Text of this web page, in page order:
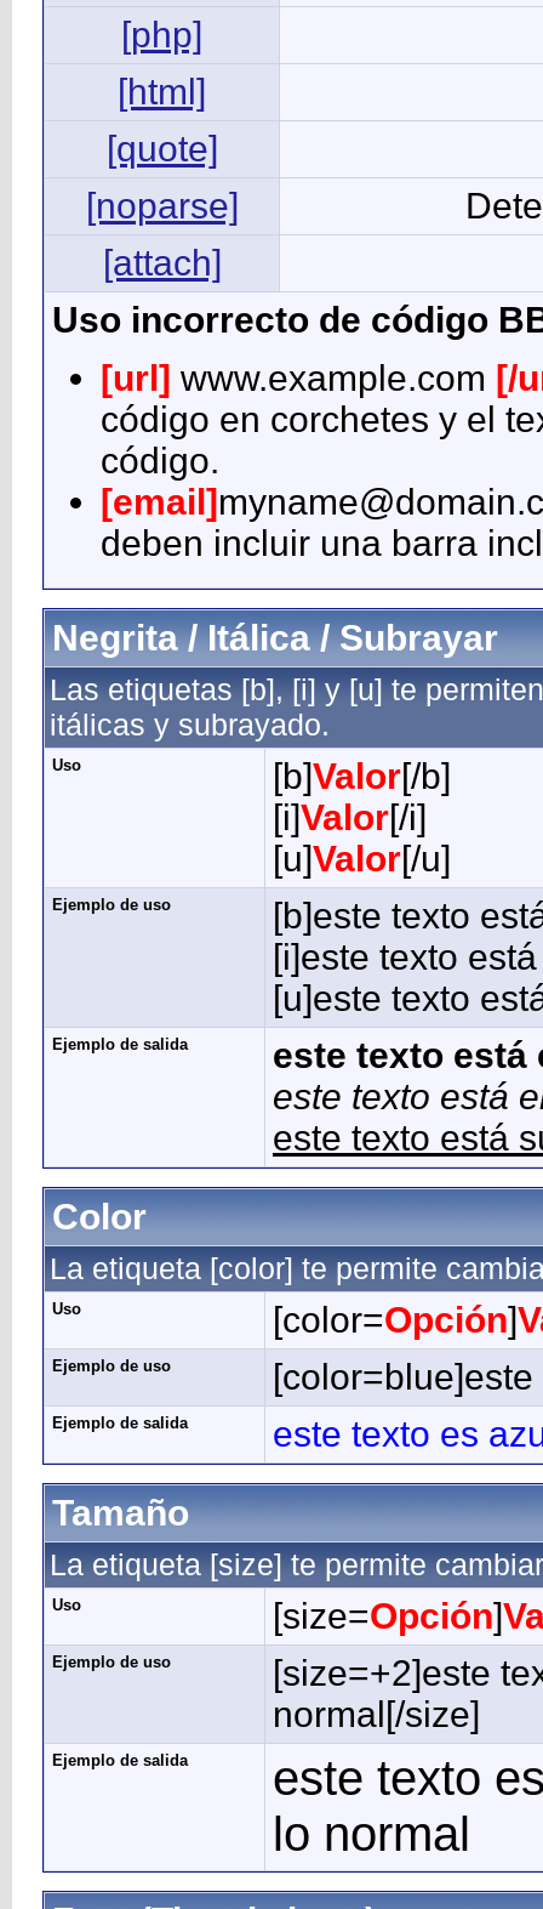
[php]
[html]
[quote]
[noparse]
[attach]
Uso incorrecto de código
[url] www.example.com [/
código en corchetes y el
código.
[email]
deben incluir una barra
Negrita / Itálica / Subrayar
Las etiquetas [b], [i] y [u] te
itálicas y subrayado.
Uso [b]Valor[/b]
[i]Valor[/i]
[u]Valor[/u]
Ejemplo de uso
[b]este texto
[i]este texto
[u]este texto
Ejemplo de salida
este texto está
este texto está
este texto está
Color
La etiqueta [color] te permite
Uso [color=Opción]
Ejemplo de uso
Ejemplo de salida
este texto es
Tamaño
La etiqueta [size] te permite
Uso [size=Opción]
Ejemplo de uso
[size=+2]este
normal[/size]
Ejemplo de salida
este texto
lo normal